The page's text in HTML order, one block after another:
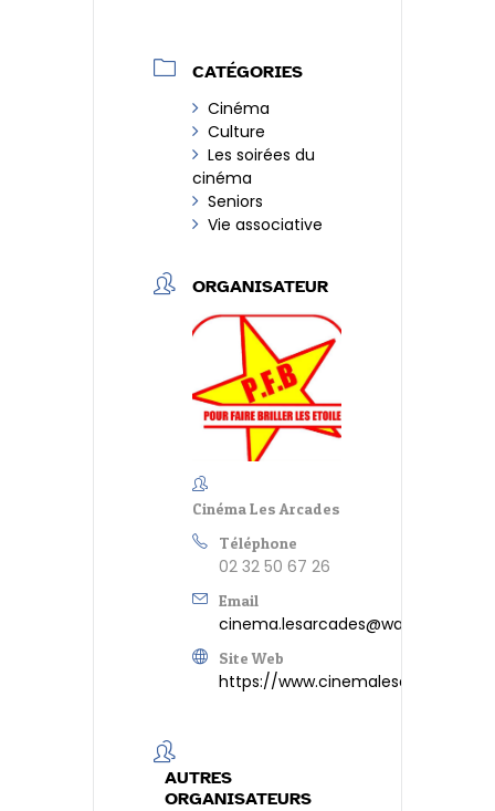
CATÉGORIES
Cinéma
Culture
Les soirées du
cinéma
Seniors
Vie associative
ORGANISATEUR
Cinéma Les Arcades
Téléphone
02 32 50 67 26
Email
cinema.lesarcades@wanadoo.fr
Site Web
https://
AUTRES
ORGANISATEURS